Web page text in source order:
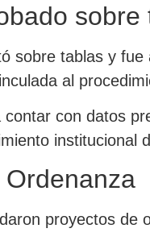
sobre
sobre tablas y
al
contar con datos
institucional
proyectos de